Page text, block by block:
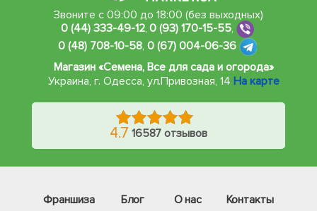
Звоните с 09:00 до 18:00 (без выходных)
0 (44) 333-49-12,0 (93) 170-15-55,
0 (48) 708-10-58, 0 (67) 004-06-36
Магазин «Семена, Все для сада и огорода»
Украина, г. Одесса, ул.Привозная, 14 На карте
4.7 16587 отзывов
Франшиза Блог О нас
Контакты